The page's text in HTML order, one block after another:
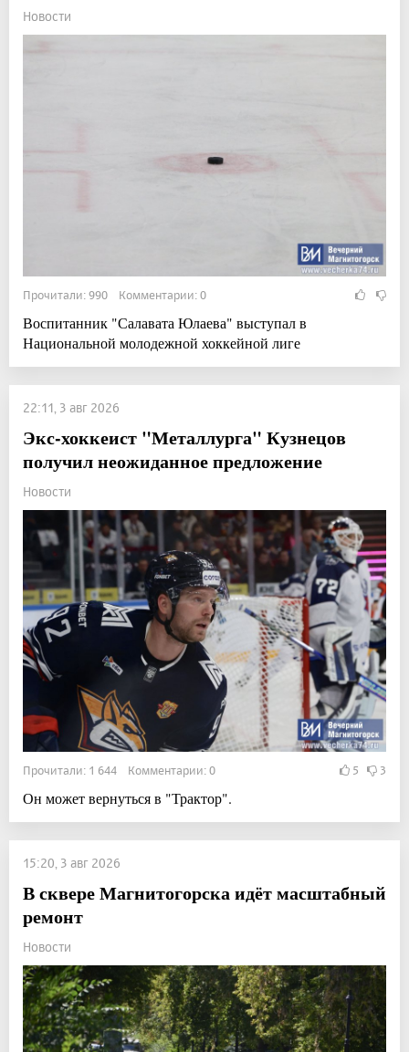
Новости
Прочитали: 990 Комментарии: 0
Воспитанник "Салавата Юлаева" выступал в
Национальной молодежной хоккейной лиге
22:11, 3 авг 2026
Экс-хоккеист "Металлурга" Кузнецов
получил неожиданное предложение
Новости
Прочитали: 1 644 Комментарии: 0 5 3
Он может вернуться в "Трактор".
15:20, 3 авг 2026
В сквере Магнитогорска идёт масштабный
ремонт
Новости